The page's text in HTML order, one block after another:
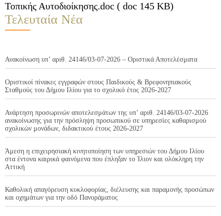
Τοπικής Αυτοδιοίκησης.doc ( doc 145 KB)
Τελευταία Νέα
Ανακοίνωση υπ’ αριθ. 24146/03-07-2026 – Οριστικά Αποτελέσματα
Οριστικοί πίνακες εγγραφών στους Παιδικούς & Βρεφονηπιακούς
Σταθμούς του Δήμου Ιλίου για το σχολικό έτος 2026-2027
Ανάρτηση προσωρινών αποτελεσμάτων της υπ’ αριθ. 24146/03-07-2026
ανακοίνωσης για την πρόσληψη προσωπικού σε υπηρεσίες καθαρισμού
σχολικών μονάδων, διδακτικού έτους 2026-2027
Άμεση η επιχειρησιακή κινητοποίηση των υπηρεσιών του Δήμου Ιλίου
στα έντονα καιρικά φαινόμενα που έπληξαν το Ίλιον και ολόκληρη την
Αττική
Καθολική απαγόρευση κυκλοφορίας, διέλευσης και παραμονής προσώπων
και οχημάτων για την οδό Πανοράματος